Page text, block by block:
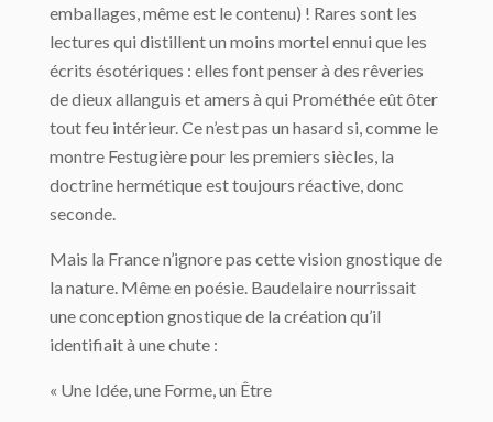
emballages, même est le contenu) ! Rares sont les
lectures qui distil­lent un moins mortel ennui que les
écrits ésotériques : elles font penser à des rêveries
de dieux allanguis et amers à qui Prométhée eût ôter
tout feu intérieur. Ce n’est pas un ha­sard si, comme le
montre Festugière pour les premiers siècles, la
doctrine hermétique est toujours réactive, donc
seconde.
Mais la France n’ignore pas cette vision gnostique de
la nature. Même en poésie. Baudelaire nourrissait
une conception gnostique de la création qu’il
identifiait à une chute :
« Une Idée, une Forme, un Être